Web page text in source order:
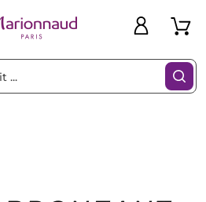
Idées Bons
Filtres